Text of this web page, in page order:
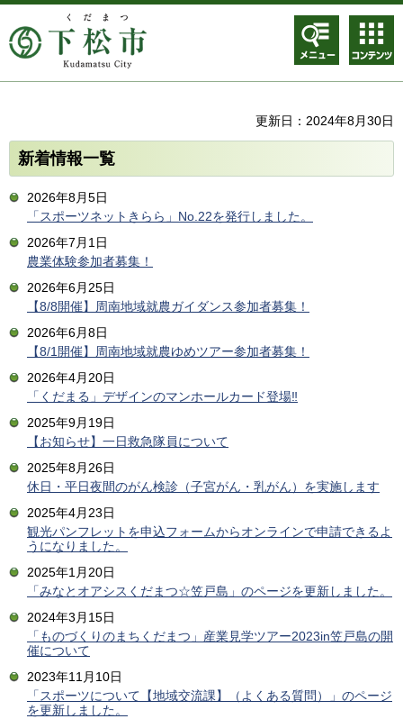
メニュ
ー
コンテ
ンツメ
ニュー
更新日：2024年8月30日
新着情報一覧
2026年8月5日
「スポーツネットきらら」No.22を発行しました。
2026年7月1日
農業体験参加者募集！
2026年6月25日
【8/8開催】周南地域就農ガイダンス参加者募集！
2026年6月8日
【8/1開催】周南地域就農ゆめツアー参加者募集！
2026年4月20日
「くだまる」デザインのマンホールカード登場‼
2025年9月19日
【お知らせ】一日救急隊員について
2025年8月26日
休日・平日夜間のがん検診（子宮がん・乳がん）を実施します
2025年4月23日
観光パンフレットを申込フォームからオンラインで申請できるよ
うになりました。
2025年1月20日
「みなとオアシスくだまつ☆笠戸島」のページを更新しました。
2024年3月15日
「ものづくりのまちくだまつ」産業見学ツアー2023in笠戸島の開
催について
2023年11月10日
「スポーツについて【地域交流課】（よくある質問）」のページ
を更新しました。